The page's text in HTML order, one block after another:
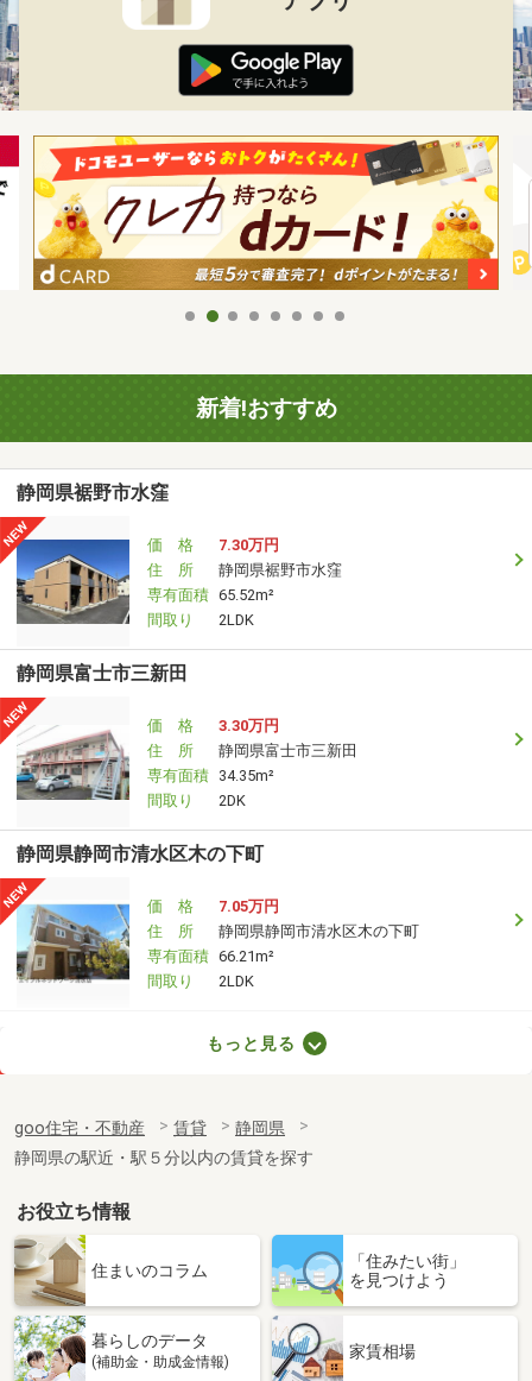
新着!おすすめ
静岡県裾野市水窪
価 格
7.30万円
住 所
静岡県裾野市水窪
専有面積 65.52m²
間取り
2LDK
静岡県富士市三新田
価 格
3.30万円
住 所
静岡県富士市三新田
専有面積 34.35m²
間取り
2DK
静岡県静岡市清水区木の下町
価 格
7.05万円
住 所
静岡県静岡市清水区木の下町
専有面積 66.21m²
間取り
2LDK
専有面積
33.2m²
間取り
1K
静岡県焼津市三ケ名
価 格
6.20万円
静岡県焼津市三ケ名
専有面積 44.21m²
間取り
もっと見る
goo住宅・不動産 賃貸
静岡県
静岡県の駅近・駅５分以内の賃貸を探す
お役立ち情報
住まいのコラム
「住みたい街」
を見つけよう
暮らしのデータ
(補助金・助成金情報)
家賃相場